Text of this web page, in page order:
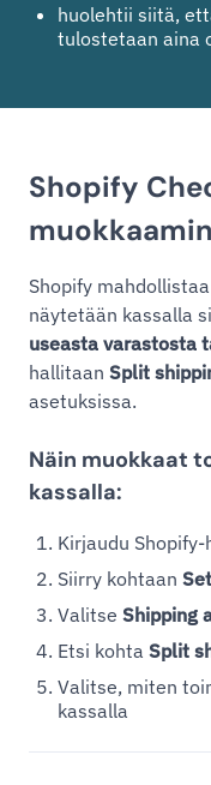
huolehtii siitä,
tulostetaan aina
Shopify
Shopify
näytetään kassalla
useasta varastosta
hallitaan Split
asetuksissa.
Näin muokkaat
kassalla:
Kirjaudu
Siirry kohtaan
Valitse Shipping
Etsi kohta Split
Valitse, miten
kassalla